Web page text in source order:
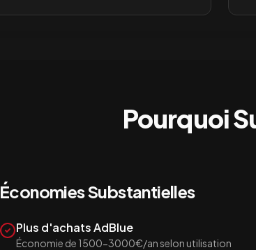
Pourquoi
Économies Substantielles
Plus d'achats AdBlue
Économie de 1500-3000€/an selon utilisation